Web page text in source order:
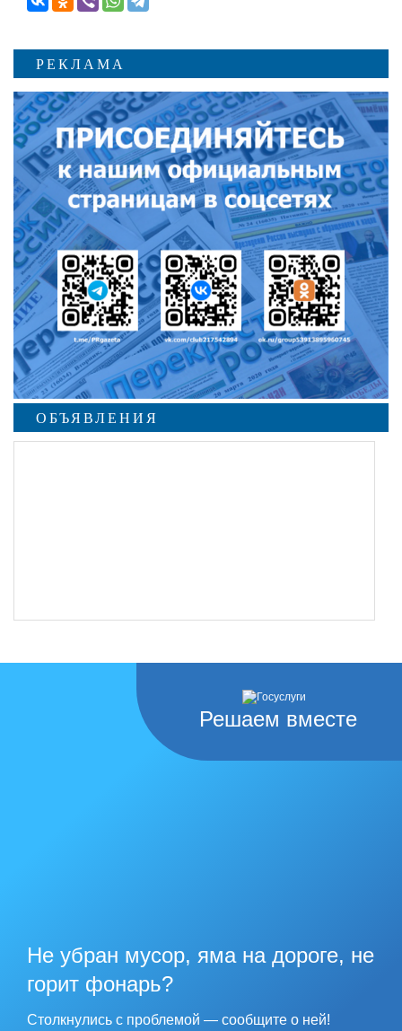
РЕКЛАМА
ОБЪЯВЛЕНИЯ
Решаем вместе
Не убран мусор, яма на дороге, не
горит фонарь?
Столкнулись с проблемой — сообщите о ней!